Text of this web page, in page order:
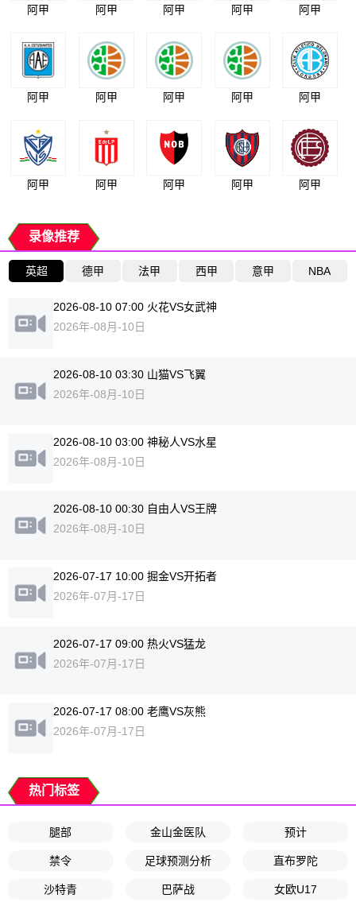
阿甲 阿甲 阿甲 阿甲 阿甲
阿甲 阿甲 阿甲 阿甲 阿甲
阿甲 阿甲 阿甲 阿甲 阿甲
录像推荐
英超 德甲 法甲 西甲 意甲 NBA
2026-08-10 07:00 火花VS女武神
2026年-08月-10日
2026-08-10 03:30 山猫VS飞翼
2026年-08月-10日
2026-08-10 03:00 神秘人VS水星
2026年-08月-10日
2026-08-10 00:30 自由人VS王牌
2026年-08月-10日
2026-07-17 10:00 掘金VS开拓者
2026年-07月-17日
2026-07-17 09:00 热火VS猛龙
2026年-07月-17日
2026-07-17 08:00 老鹰VS灰熊
2026年-07月-17日
热门标签
腿部 金山金医队 预计
禁令 足球预测分析 直布罗陀
沙特青 巴萨战 女欧U17